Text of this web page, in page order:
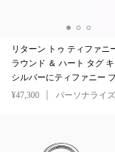
リターン トゥ ティファ
ラウンド ＆ ハート タグ
シルバーにティファニー
¥47,300
パーソナライズ